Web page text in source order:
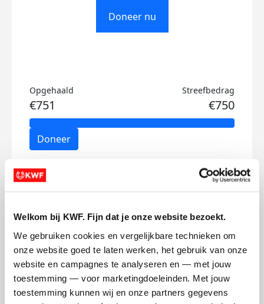
Welkom bij KWF. Fijn dat je onze website bezoekt.
We gebruiken cookies en vergelijkbare technieken om
onze website goed te laten werken, het gebruik van onze
website en campagnes te analyseren en — met jouw
toestemming — voor marketingdoeleinden. Met jouw
toestemming kunnen wij en onze partners gegevens
Doneer nu
Opgehaald
€751
Streefbedrag
€750
Doneer